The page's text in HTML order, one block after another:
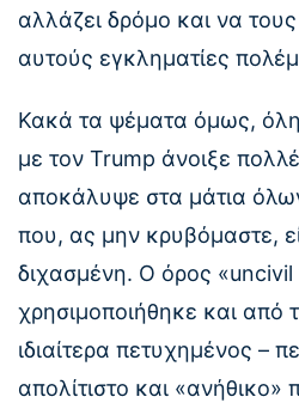
αλλάζει δρόμο και να
αυτούς εγκληματίες
Κακά τα ψέματα όμως, όλη
με τον Trump άνοιξε
αποκάλυψε στα μάτια
που, ας μην κρυβόμαστε,
διχασμένη. Ο όρος
χρησιμοποιήθηκε και από
ιδιαίτερα πετυχημένος –
απολίτιστο και «ανήθικο»